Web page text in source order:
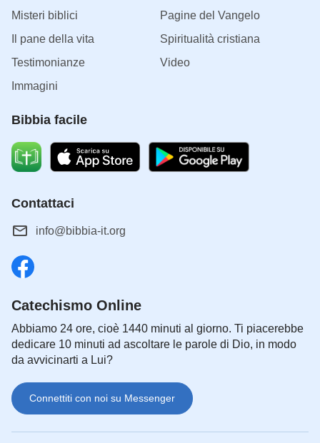
Misteri biblici
Pagine del Vangelo
Il pane della vita
Spiritualità cristiana
Testimonianze
Video
Immagini
Bibbia facile
Contattaci
info@bibbia-it.org
Catechismo Online
Abbiamo 24 ore, cioè 1440 minuti al giorno. Ti piacerebbe
dedicare 10 minuti ad ascoltare le parole di Dio, in modo
da avvicinarti a Lui?
Connettiti con noi su Messenger